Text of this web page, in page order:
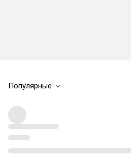
Популярные